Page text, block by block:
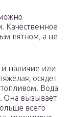
Качественное
пятном, а не
наличие или
осядет
Вода
Она вызывает
всего